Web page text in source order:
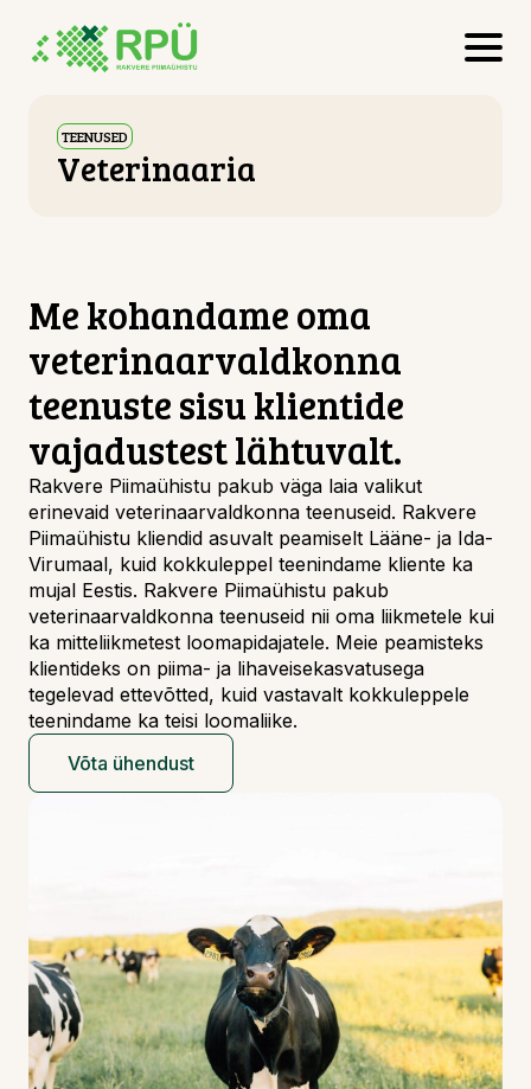
TEENUSED
Veterinaaria
Me kohandame oma
veterinaarvaldkonna
teenuste sisu klientide
vajadustest lähtuvalt.
Rakvere Piimaühistu pakub väga laia valikut
erinevaid veterinaarvaldkonna teenuseid. Rakvere
Piimaühistu kliendid asuvalt peamiselt Lääne- ja Ida-
Virumaal, kuid kokkuleppel teenindame kliente ka
mujal Eestis. Rakvere Piimaühistu pakub
veterinaarvaldkonna teenuseid nii oma liikmetele kui
ka mitteliikmetest loomapidajatele. Meie peamisteks
klientideks on piima- ja lihaveisekasvatusega
tegelevad ettevõtted, kuid vastavalt kokkuleppele
teenindame ka teisi loomaliike.
Võta ühendust